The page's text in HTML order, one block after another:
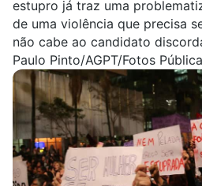
estupro já traz uma
de uma violência que precisa
não cabe ao candidato
Paulo Pinto/AGPT/Fotos